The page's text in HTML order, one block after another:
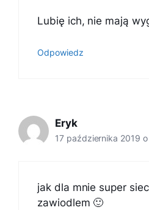
Lubię ich, nie mają
Odpowiedz
Eryk
17 października 2019 o
jak dla mnie super
zawiodlem 🙂